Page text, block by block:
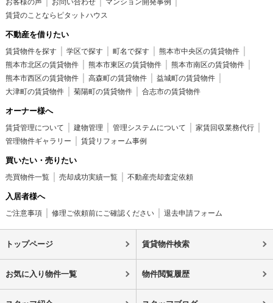
賃貸のことならピタットハウス
不動産を借りたい
賃貸物件を探す 学区で探す 町名で探す
熊本市中央区の賃貸物件
熊本市北区の賃貸物件
熊本市東区の賃貸物件
熊本市南区の賃貸物件
熊本市西区の賃貸物件
高森町の賃貸物件
益城町の賃貸物件
大津町の賃貸物件
菊陽町の賃貸物件 合志市の賃貸物件
オーナー様へ
賃貸管理について 建物管理 管理システムについて
家賃回収業務代行
管理物件ギャラリー
賃貸リフォーム事例
買いたい・売りたい
売買物件一覧 売却成功実績一覧 不動産売却査定依頼
入居者様へ
ご注意事項 修理ご依頼前にご確認ください 退去申請フォーム
トップページ 賃貸物件検索
お気に入り物件一覧 物件閲覧履歴